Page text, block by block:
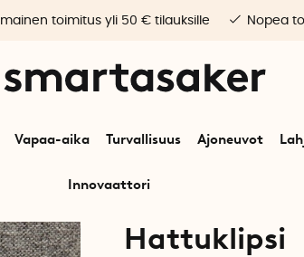
Vapaa-aika Turvallisuus Ajoneuvot
Innovaattori
Ilmainen toimitus yli 50 € tilauksille Nopea
Vapaa-aika Matkustaminen
Hattuklipsi